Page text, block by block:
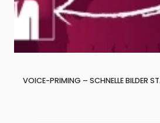
VOICE-PRIMING – SCHNELLE BILDER